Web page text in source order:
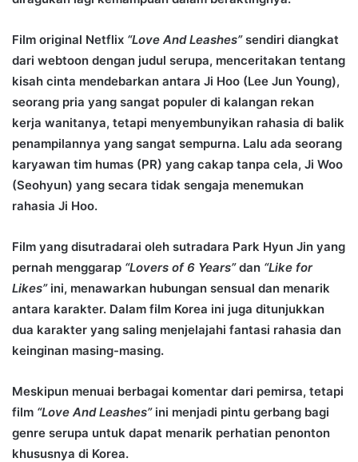
Film original Netflix “Love And Leashes”sendiri diangkat
dari webtoon dengan judul serupa, menceritakan tentang
kisah cinta mendebarkan antara Ji Hoo (Lee Jun Young),
seorang pria yang sangat populer di kalangan rekan
kerja wanitanya, tetapi menyembunyikan rahasia di balik
penampilannya yang sangat sempurna. Lalu ada seorang
karyawan tim humas (PR) yang cakap tanpa cela, Ji Woo
(Seohyun) yang secara tidak sengaja menemukan
rahasia Ji Hoo.
Film yang disutradarai oleh sutradara Park Hyun Jin yang
pernah menggarap “Lovers of 6 Years”dan “Like for
Likes”ini, menawarkan hubungan sensual dan menarik
antara karakter. Dalam film Korea ini juga ditunjukkan
dua karakter yang saling menjelajahi fantasi rahasia dan
keinginan masing-masing.
Meskipun menuai berbagai komentar dari pemirsa, tetapi
film “Love And Leashes” ini menjadi pintu gerbang bagi
genre serupa untuk dapat menarik perhatian penonton
khususnya di Korea.